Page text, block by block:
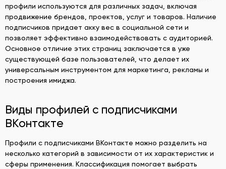
профили используются для различных задач, включая
продвижение брендов, проектов, услуг и товаров. Наличие
подписчиков придает акку вес в социальной сети и
позволяет эффективно взаимодействовать с аудиторией.
Основное отличие этих страниц заключается в уже
существующей базе пользователей, что делает их
универсальным инструментом для маркетинга, рекламы и
построения имиджа.
Виды профилей с подписчиками
ВКонтакте
Профили с подписчиками ВКонтакте можно разделить на
несколько категорий в зависимости от их характеристик и
сферы применения. Классификация помогает выбрать